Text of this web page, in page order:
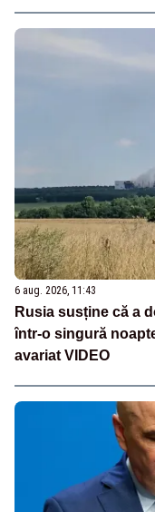
6 aug. 2026, 11:43
Rusia susține că a
într-o singură
avariat VIDEO